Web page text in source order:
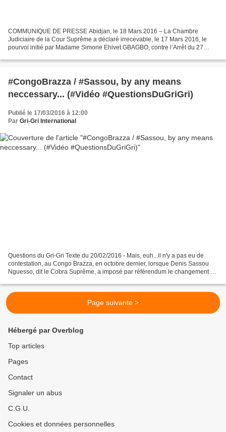
COMMUNIQUE DE PRESSE Abidjan, le 18 Mars 2016 – La Chambre
Judiciaire de la Cour Suprême a déclaré irrecevable, le 17 Mars 2016, le
pourvoi initié par Madame Simone Ehivet GBAGBO, contre l’Arrêt du 27
#CongoBrazza / #Sassou, by any means
neccessary... (#Vidéo #QuestionsDuGriGri)
Publié le 17/03/2016 à 12:00
Par Gri-Gri International
Questions du Gri-Gri Texte du 20/02/2016 - Mais, euh...il n'y a pas eu de
contestation, au Congo Brazza, en octobre dernier, lorsque Denis Sassou
Nguesso, dit le Cobra Suprême, a imposé par référendum le changement de
Page suivante >
Hébergé par Overblog
Top articles
Pages
Contact
Signaler un abus
C.G.U.
Cookies et données personnelles